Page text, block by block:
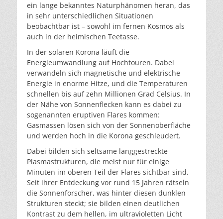
ein lange bekanntes Naturphänomen heran, das
in sehr unterschiedlichen Situationen
beobachtbar ist – sowohl im fernen Kosmos als
auch in der heimischen Teetasse.
In der solaren Korona läuft die
Energieumwandlung auf Hochtouren. Dabei
verwandeln sich magnetische und elektrische
Energie in enorme Hitze, und die Temperaturen
schnellen bis auf zehn Millionen Grad Celsius. In
der Nähe von Sonnenflecken kann es dabei zu
sogenannten eruptiven Flares kommen:
Gasmassen lösen sich von der Sonnenoberfläche
und werden hoch in die Korona geschleudert.
Dabei bilden sich seltsame langgestreckte
Plasmastrukturen, die meist nur für einige
Minuten im oberen Teil der Flares sichtbar sind.
Seit ihrer Entdeckung vor rund 15 Jahren rätseln
die Sonnenforscher, was hinter diesen dunklen
Strukturen steckt; sie bilden einen deutlichen
Kontrast zu dem hellen, im ultravioletten Licht